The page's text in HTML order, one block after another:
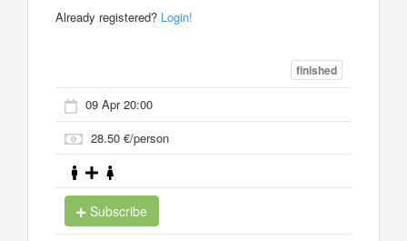
Already registered? Login!
finished
09 Apr 20:00
28.50 €/person
Subscribe